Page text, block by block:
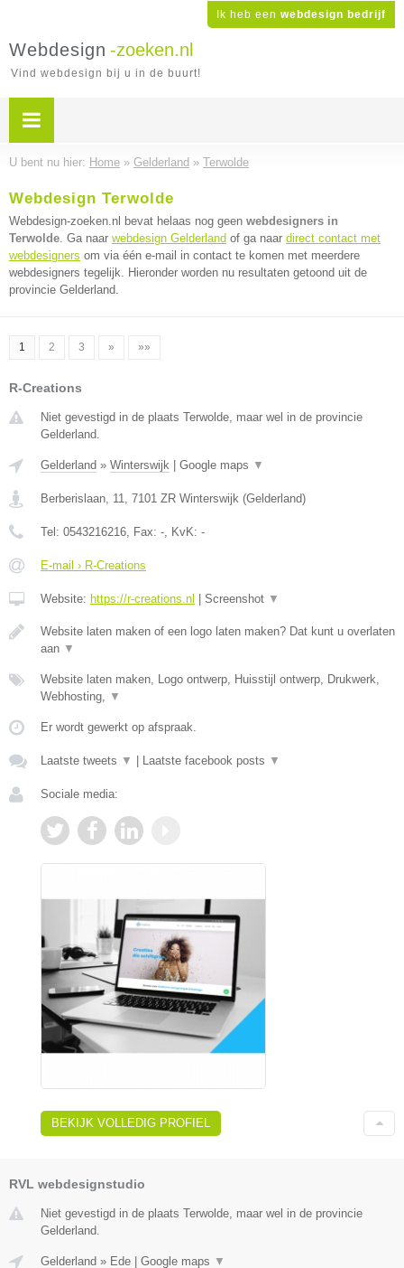
Ik heb een webdesign bedrijf
Webdesign -zoeken.nl
Vind webdesign bij u in de buurt!
U bent nu hier: Home » Gelderland » Terwolde
Webdesign Terwolde
Webdesign-zoeken.nl bevat helaas nog geen webdesigners in
Terwolde. Ga naar webdesign Gelderland of ga naar direct contact met
webdesigners om via één e-mail in contact te komen met meerdere
webdesigners tegelijk. Hieronder worden nu resultaten getoond uit de
provincie Gelderland.
1 2 3 » »»
R-Creations
Niet gevestigd in de plaats Terwolde, maar wel in de provincie
Gelderland.
Gelderland » Winterswijk Google maps ▼
Berberislaan, 11, 7101 ZR Winterswijk (Gelderland)
Tel: 0543216216, Fax: -, KvK: -
E-mail › R-Creations
Website: https://r-creations.nl Screenshot ▼
Website laten maken of een logo laten maken? Dat kunt u overlaten
aan ▼
Website laten maken, Logo ontwerp, Huisstijl ontwerp, Drukwerk,
Webhosting, ▼
Er wordt gewerkt op afspraak.
Laatste tweets ▼ Laatste facebook posts ▼
Sociale media:
BEKIJK VOLLEDIG PROFIEL
RVL webdesignstudio
Niet gevestigd in de plaats Terwolde, maar wel in de provincie
Gelderland.
Gelderland » Ede Google maps ▼